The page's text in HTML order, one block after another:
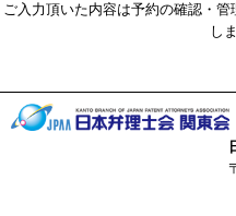
い。
本人確認書類を提示頂けない場合
ご入力頂いた内容は予約の確認・
し